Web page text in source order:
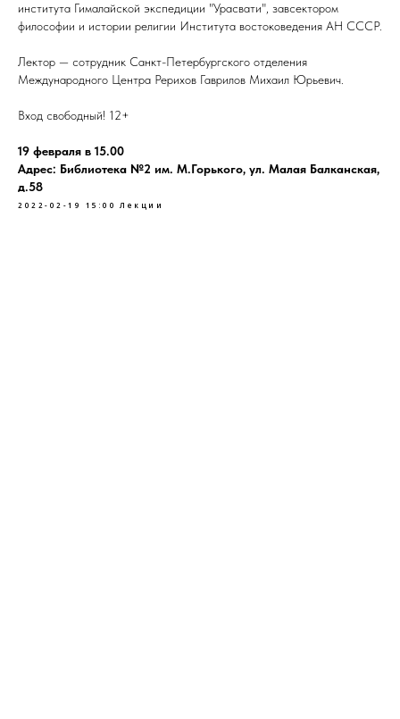
института Гималайской экспедиции "Урасвати", завсектором
философии и истории религии Института востоковедения АН СССР.
Лектор — сотрудник Санкт-Петербургского отделения
Международного Центра Рерихов Гаврилов Михаил Юрьевич.
Вход свободный! 12+
19 февраля в 15.00
Адрес: Библиотека №2 им. М.Горького, ул. Малая Балканская,
д.58
2022-02-19 15:00 Лекции